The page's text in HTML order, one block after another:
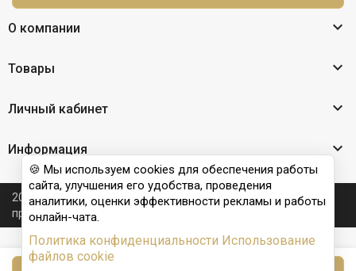
О компании 
Товары 
Личный кабинет 
Информация 
2026 © Nail Club professional - официальный сайт
производителя бренда для наращивания ногтей
🍪 Мы используем cookies для обеспечения работы
сайта, улучшения его удобства, проведения
аналитики, оценки эффективности рекламы и работы
онлайн-чата.
Политика конфиденциальности Использование
файлов cookie